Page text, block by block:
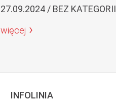
27.09.2024 / BEZ KATEGORII
więcej
INFOLINIA